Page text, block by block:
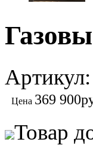
Цена 369 900
Товар